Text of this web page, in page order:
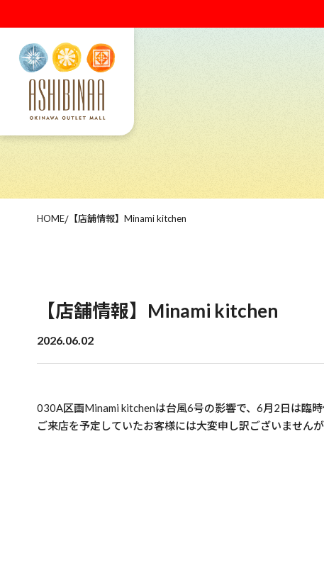
HOME/ 【店舗情報】Minami kitchen
【店舗情報】Minami kitchen
2026.06.02
030A区画Minami kitchenは台風6号の影響で、6月2日は臨時
ご来店を予定していたお客様には大変申し訳ございません